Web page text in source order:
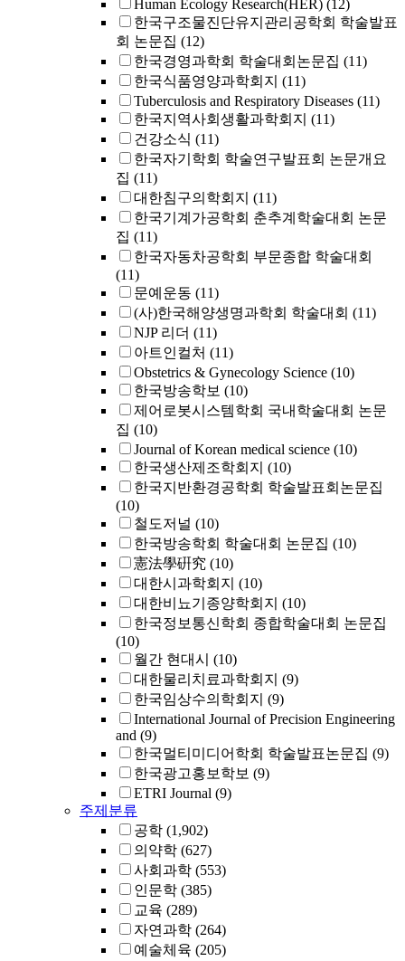
Human Ecology Research(HER) (12)
한국구조물진단유지관리공학회 학술발표
회 논문집 (12)
한국경영과학회 학술대회논문집 (11)
한국식품영양과학회지 (11)
Tuberculosis and Respiratory Diseases (11)
한국지역사회생활과학회지 (11)
건강소식 (11)
한국자기학회 학술연구발표회 논문개요
집 (11)
대한침구의학회지 (11)
한국기계가공학회 춘추계학술대회 논문
집 (11)
한국자동차공학회 부문종합 학술대회
(11)
문예운동 (11)
(사)한국해양생명과학회 학술대회 (11)
NJP 리더 (11)
아트인컬처 (11)
Obstetrics & Gynecology Science (10)
한국방송학보 (10)
제어로봇시스템학회 국내학술대회 논문
집 (10)
Journal of Korean medical science (10)
한국생산제조학회지 (10)
한국지반환경공학회 학술발표회논문집
(10)
철도저널 (10)
한국방송학회 학술대회 논문집 (10)
憲法學硏究 (10)
대한시과학회지 (10)
대한비뇨기종양학회지 (10)
한국정보통신학회 종합학술대회 논문집
(10)
월간 현대시 (10)
대한물리치료과학회지 (9)
한국임상수의학회지 (9)
International Journal of Precision Engineering
and (9)
한국멀티미디어학회 학술발표논문집 (9)
한국광고홍보학보 (9)
ETRI Journal (9)
주제분류
공학 (1,902)
의약학 (627)
사회과학 (553)
인문학 (385)
교육 (289)
자연과학 (264)
예술체육 (205)